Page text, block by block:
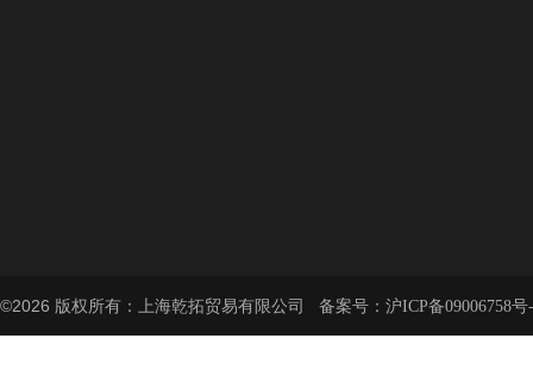
©2026 版权所有：上海乾拓贸易有限公司 备案号： 沪ICP备09006758号